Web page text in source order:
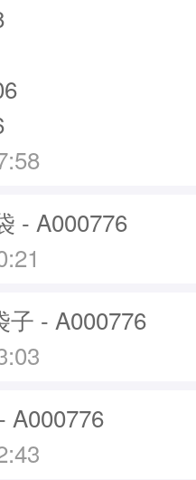
- A000776
子 - A000776
A000776